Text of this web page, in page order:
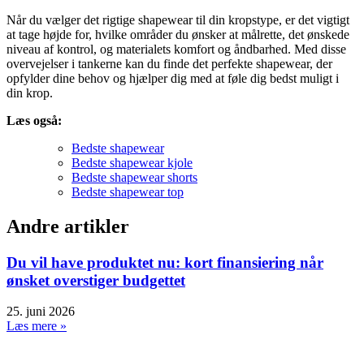
Når du vælger det rigtige shapewear til din kropstype, er det vigtigt
at tage højde for, hvilke områder du ønsker at målrette, det ønskede
niveau af kontrol, og materialets komfort og åndbarhed. Med disse
overvejelser i tankerne kan du finde det perfekte shapewear, der
opfylder dine behov og hjælper dig med at føle dig bedst muligt i
din krop.
Læs også:
Bedste shapewear
Bedste shapewear kjole
Bedste shapewear shorts
Bedste shapewear top
Andre artikler
Du vil have produktet nu: kort finansiering når
ønsket overstiger budgettet
25. juni 2026
Læs mere »